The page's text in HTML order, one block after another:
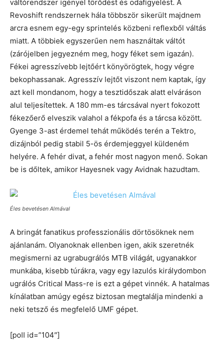
váltórendszer igényel törődést és odafigyelést. A
Revoshift rendszernek hála többször sikerült majdnem
arcra esnem egy-egy sprintelés közbeni reflexből váltás
miatt. A többiek egyszerűen nem használtak váltót
(zárójelben jegyezném meg, hogy féket sem igazán).
Fékei agresszívebb lejtőért könyörögtek, hogy végre
bekophassanak. Agresszív lejtőt viszont nem kaptak, így
azt kell mondanom, hogy a tesztidőszak alatt elváráson
alul teljesítettek. A 180 mm-es tárcsával nyert fokozott
fékezőerő elveszik valahol a fékpofa és a tárcsa között.
Gyenge 3-ast érdemel tehát működés terén a Tektro,
dizájnból pedig stabil 5-ös érdemjeggyel küldeném
helyére. A fehér divat, a fehér most nagyon menő. Sokan
be is dőltek, amikor Hayesnek vagy Avidnak hazudtam.
Éles bevetésen Almával
A bringát fanatikus professzionális dörtösöknek nem
ajánlanám. Olyanoknak ellenben igen, akik szeretnék
megismerni az ugrabugrálós MTB világát, ugyanakkor
munkába, kisebb túrákra, vagy egy lazulós királydombon
ugrálós Critical Mass-re is ezt a gépet vinnék. A hatalmas
kínálatban amúgy egész biztosan megtalálja mindenki a
neki tetsző és megfelelő UMF gépet.
[poll id=”104″]